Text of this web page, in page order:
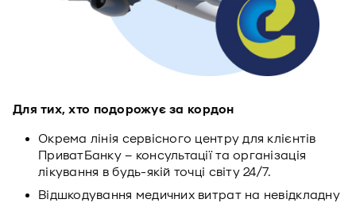
Для тих, хто подорожує за кордон
Окрема лінія сервісного центру для клієнтів
ПриватБанку – консультації та організація
лікування в будь-якій точці світу 24/7.
Відшкодування медичних витрат на невідкладну